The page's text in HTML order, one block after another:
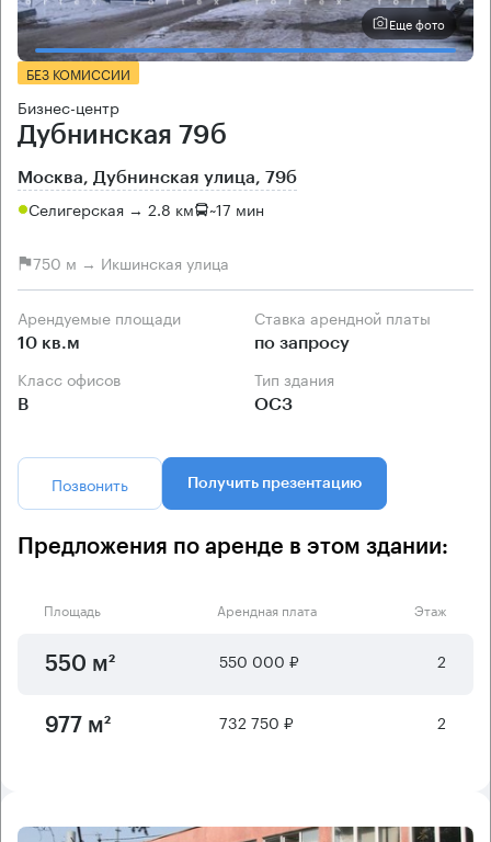
Еще фото
БЕЗ КОМИССИИ
Бизнес-центр
Дубнинская 79б
Москва, Дубнинская улица, 79б
Селигерская → 2.8 км ~17 мин
750 м → Икшинская улица
Арендуемые площади
10 кв.м
Ставка арендной платы
по запросу
Класс офисов
B
Тип здания
ОСЗ
Позвонить Получить презентацию
Предложения по аренде в этом здании:
Площадь Арендная плата Этаж
550 м² 550 000 ₽ 2
977 м² 732 750 ₽ 2